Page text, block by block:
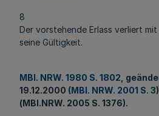
8
Der vorstehende Erlass verliert mit
seine Gültigkeit.
MBl. NRW. 1980 S. 1802 ,
19.12.2000 (MBl. NRW. 2001 S. 3
(MBl.NRW. 2005 S. 1376).